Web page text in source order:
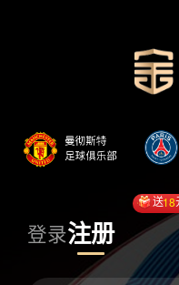
登录注册
送18